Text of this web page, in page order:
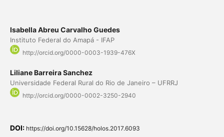
Isabella Abreu Carvalho Guedes
Instituto Federal do Amapá - IFAP
http://orcid.org/0000-0003-1939-476X
Liliane Barreira Sanchez
Universidade Federal Rural do Rio de Janeiro – UFRRJ
http://orcid.org/0000-0002-3250-2940
DOI: https://doi.org/10.15628/holos.2017.6093